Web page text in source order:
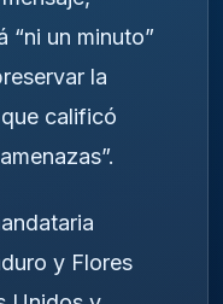
“ni un minuto”
la
calificó
y Flores